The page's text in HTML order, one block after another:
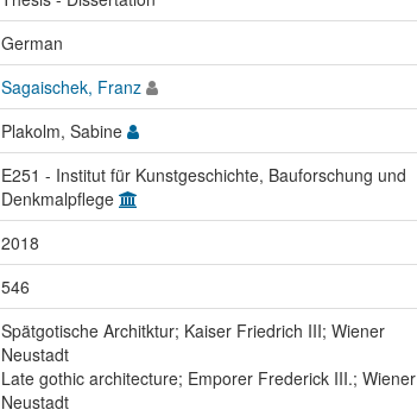
German
Sagaischek, Franz
Plakolm, Sabine
E251 - Institut für Kunstgeschichte, Bauforschung und
Denkmalpflege
2018
546
Spätgotische Architktur; Kaiser Friedrich III; Wiener
Neustadt
Late gothic architecture; Emporer Frederick III.; Wiener
Neustadt